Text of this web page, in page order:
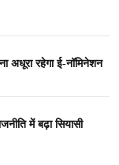
अधूरा रहेगा ई-नॉमिनेशन
में बढ़ा सियासी